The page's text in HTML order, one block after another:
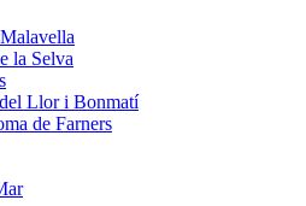
la Selva
Llor i Bonmatí
de Farners